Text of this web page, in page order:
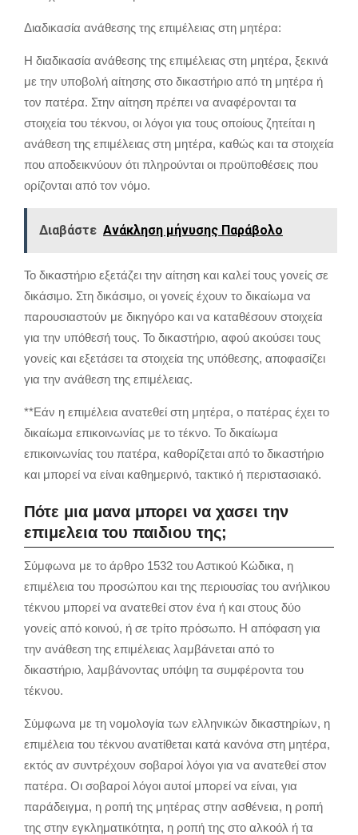
Διαδικασία ανάθεσης της επιμέλειας στη μητέρα:
Η διαδικασία ανάθεσης της επιμέλειας στη μητέρα, ξεκινά
με την υποβολή αίτησης στο δικαστήριο από τη μητέρα ή
τον πατέρα. Στην αίτηση πρέπει να αναφέρονται τα
στοιχεία του τέκνου, οι λόγοι για τους οποίους ζητείται η
ανάθεση της επιμέλειας στη μητέρα, καθώς και τα στοιχεία
που αποδεικνύουν ότι πληρούνται οι προϋποθέσεις που
ορίζονται από τον νόμο.
Διαβάστε Ανάκληση μήνυσης Παράβολο
Το δικαστήριο εξετάζει την αίτηση και καλεί τους γονείς σε
δικάσιμο. Στη δικάσιμο, οι γονείς έχουν το δικαίωμα να
παρουσιαστούν με δικηγόρο και να καταθέσουν στοιχεία
για την υπόθεσή τους. Το δικαστήριο, αφού ακούσει τους
γονείς και εξετάσει τα στοιχεία της υπόθεσης, αποφασίζει
για την ανάθεση της επιμέλειας.
**Εάν η επιμέλεια ανατεθεί στη μητέρα, ο πατέρας έχει το
δικαίωμα επικοινωνίας με το τέκνο. Το δικαίωμα
επικοινωνίας του πατέρα, καθορίζεται από το δικαστήριο
και μπορεί να είναι καθημερινό, τακτικό ή περιστασιακό.
Πότε μια μανα μπορει να χασει την
επιμελεια του παιδιου της;
Σύμφωνα με το άρθρο 1532 του Αστικού Κώδικα, η
επιμέλεια του προσώπου και της περιουσίας του ανήλικου
τέκνου μπορεί να ανατεθεί στον ένα ή και στους δύο
γονείς από κοινού, ή σε τρίτο πρόσωπο. Η απόφαση για
την ανάθεση της επιμέλειας λαμβάνεται από το
δικαστήριο, λαμβάνοντας υπόψη τα συμφέροντα του
τέκνου.
Σύμφωνα με τη νομολογία των ελληνικών δικαστηρίων, η
επιμέλεια του τέκνου ανατίθεται κατά κανόνα στη μητέρα,
εκτός αν συντρέχουν σοβαροί λόγοι για να ανατεθεί στον
πατέρα. Οι σοβαροί λόγοι αυτοί μπορεί να είναι, για
παράδειγμα, η ροπή της μητέρας στην ασθένεια, η ροπή
της στην εγκληματικότητα, η ροπή της στο αλκοόλ ή τα